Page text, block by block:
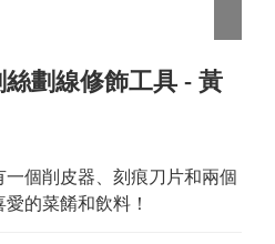
劃線修飾工具 - 黃
個削皮器、刻痕刀片和兩個
的菜餚和飲料！